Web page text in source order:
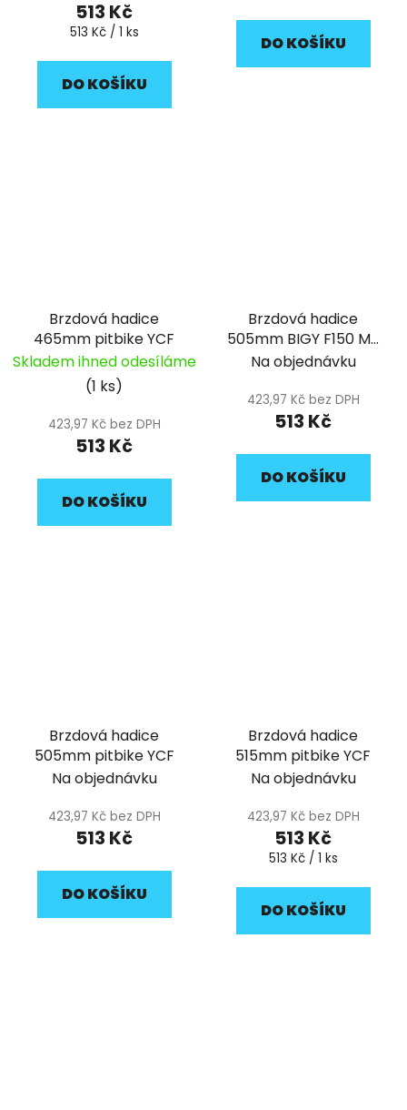
513 Kč
Měrná
513 Kč / 1 ks
DO KOŠÍKU
DO KOŠÍKU
Brzdová hadice
465mm pitbike YCF
Skladem ihned odesíláme
(1 ks)
423,97 Kč bez DPH
513 Kč
DO KOŠÍKU
Brzdová hadice
505mm BIGY F150 MX
pitbike YCF
Na objednávku
423,97 Kč bez DPH
513 Kč
DO KOŠÍKU
Brzdová hadice
505mm pitbike YCF
Na objednávku
423,97 Kč bez DPH
513 Kč
DO KOŠÍKU
Brzdová hadice
515mm pitbike YCF
Na objednávku
423,97 Kč bez DPH
513 Kč
Měrná
513 Kč / 1 ks
DO KOŠÍKU